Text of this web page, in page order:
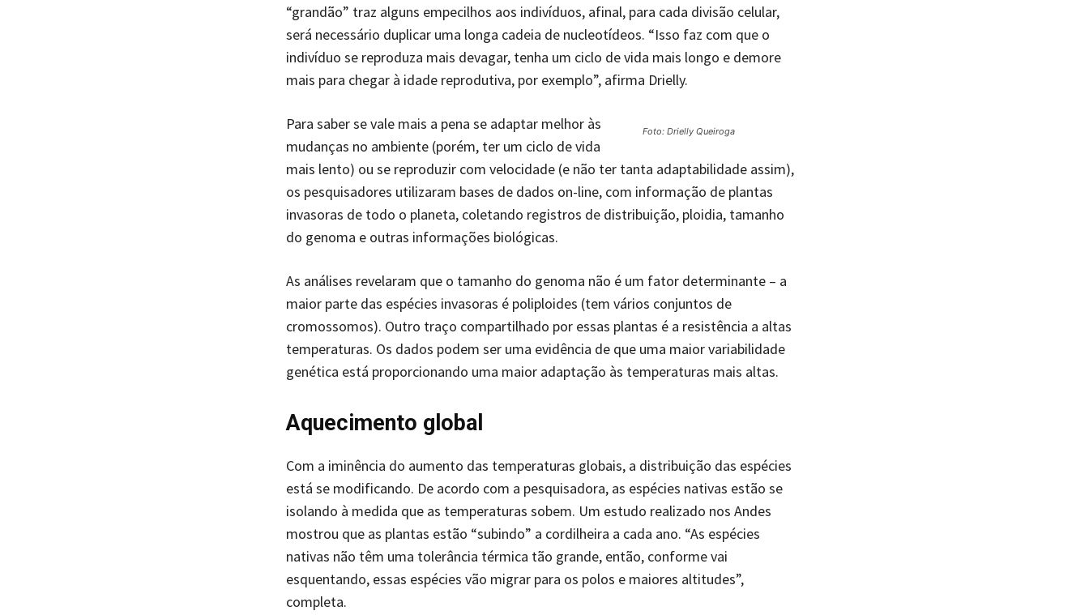
“grandão” traz alguns empecilhos aos indivíduos, afinal, para cada divisão celular,
será necessário duplicar uma longa cadeia de nucleotídeos. “Isso faz com que o
indivíduo se reproduza mais devagar, tenha um ciclo de vida mais longo e demore
mais para chegar à idade reprodutiva, por exemplo”, afirma Drielly.
Foto: Drielly Queiroga
Para saber se vale mais a pena se adaptar melhor às
mudanças no ambiente (porém, ter um ciclo de vida
mais lento) ou se reproduzir com velocidade (e não ter tanta adaptabilidade assim),
os pesquisadores utilizaram bases de dados on-line, com informação de plantas
invasoras de todo o planeta, coletando registros de distribuição, ploidia, tamanho
do genoma e outras informações biológicas.
As análises revelaram que o tamanho do genoma não é um fator determinante – a
maior parte das espécies invasoras é poliploides (tem vários conjuntos de
cromossomos). Outro traço compartilhado por essas plantas é a resistência a altas
temperaturas. Os dados podem ser uma evidência de que uma maior variabilidade
genética está proporcionando uma maior adaptação às temperaturas mais altas.
Aquecimento global
Com a iminência do aumento das temperaturas globais, a distribuição das espécies
está se modificando. De acordo com a pesquisadora, as espécies nativas estão se
isolando à medida que as temperaturas sobem. Um estudo realizado nos Andes
mostrou que as plantas estão “subindo” a cordilheira a cada ano. “As espécies
nativas não têm uma tolerância térmica tão grande, então, conforme vai
esquentando, essas espécies vão migrar para os polos e maiores altitudes”,
completa.